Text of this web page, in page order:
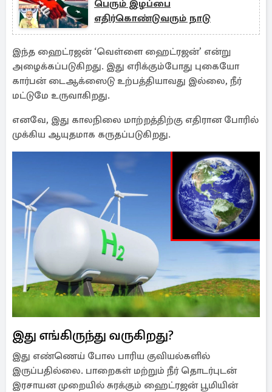
பெரும் இழப்பை
எதிர்கொண்டுவரும் நாடு
இந்த ஹைட்ரஜன் ‘வெள்ளை ஹைட்ரஜன்’ என்று
அழைக்கப்படுகிறது. இது எரிக்கும்போது புகையோ
கார்பன் டைஆக்ஸைடு உற்பத்தியாவது இல்லை, நீர்
மட்டுமே உருவாகிறது.
எனவே, இது காலநிலை மாற்றத்திற்கு எதிரான போரில்
முக்கிய ஆயுதமாக கருதப்படுகிறது.
இது எங்கிருந்து வருகிறது?
இது எண்ணெய் போல பாரிய குவியல்களில்
இருப்பதில்லை. பாறைகள் மற்றும் நீர் தொடர்புடன்
இரசாயன முறையில் சுரக்கும் ஹைட்ரஜன் பூமியின்